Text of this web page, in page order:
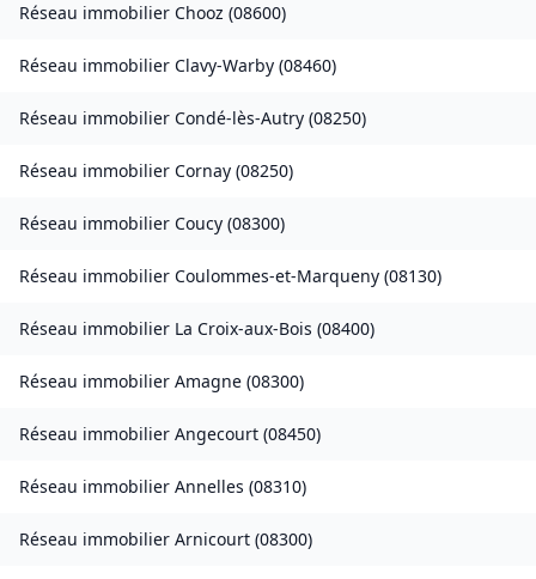
Réseau immobilier Chooz (08600)
Réseau immobilier Clavy-Warby (08460)
Réseau immobilier Condé-lès-Autry (08250)
Réseau immobilier Cornay (08250)
Réseau immobilier Coucy (08300)
Réseau immobilier Coulommes-et-Marqueny (08130)
Réseau immobilier La Croix-aux-Bois (08400)
Réseau immobilier Amagne (08300)
Réseau immobilier Angecourt (08450)
Réseau immobilier Annelles (08310)
Réseau immobilier Arnicourt (08300)